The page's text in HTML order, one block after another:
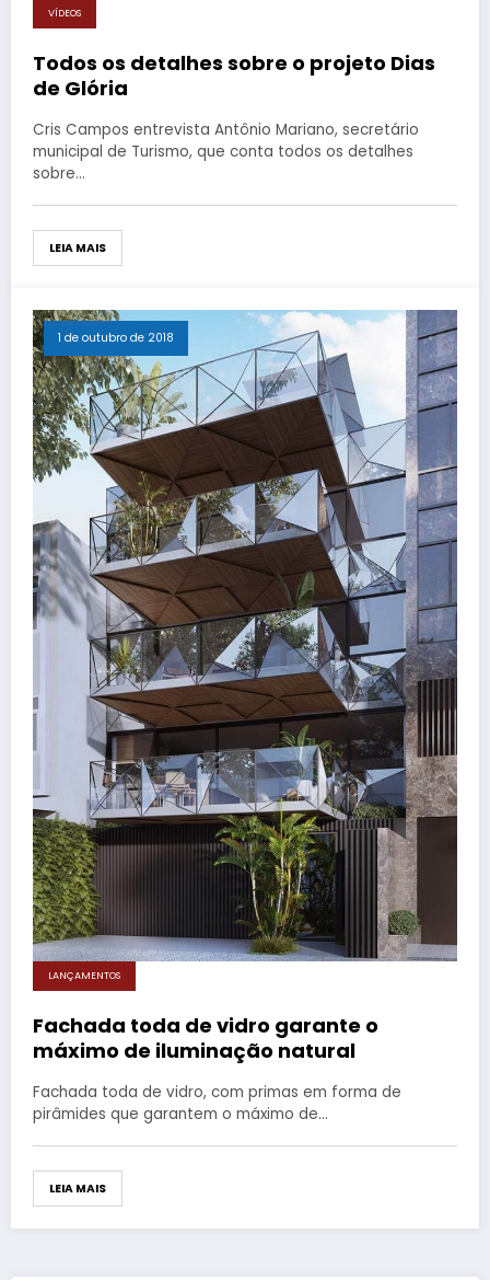
VÍDEOS
Todos os detalhes sobre o projeto Dias
de Glória
Cris Campos entrevista Antônio Mariano, secretário
municipal de Turismo, que conta todos os detalhes
sobre…
LEIA MAIS
1 de outubro de 2018
LANÇAMENTOS
Fachada toda de vidro garante o
máximo de iluminação natural
Fachada toda de vidro, com primas em forma de
pirâmides que garantem o máximo de…
LEIA MAIS